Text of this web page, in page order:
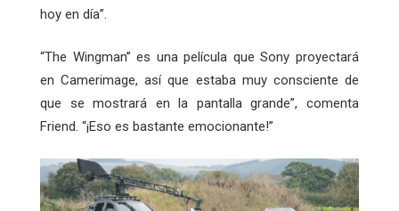
hoy en día”.
“The Wingman” es una película que Sony proyectará
en Camerimage, así que estaba muy consciente de
que se mostrará en la pantalla grande”, comenta
Friend. “¡Eso es bastante emocionante!”